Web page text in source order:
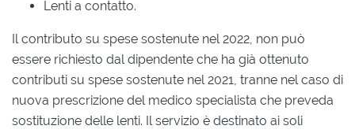
Lenti a contatto.
Il contributo su spese sostenute nel 2022, non può
essere richiesto dal dipendente che ha già ottenuto
contributi su spese sostenute nel 2021, tranne nel caso di
nuova prescrizione del medico specialista che preveda
sostituzione delle lenti. Il servizio è destinato ai soli